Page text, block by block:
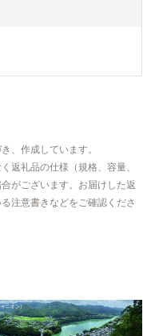
、作成しています。
返礼品の仕様（規格、容量、
がございます。お届けした返
注意書きなどをご確認くださ